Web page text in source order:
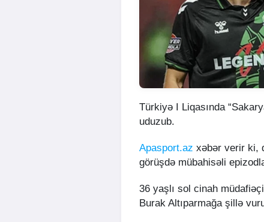
Türkiyə I Liqasında
uduzub.
Apasport.az xəbər verir ki,
görüşdə mübahisəli
36 yaşlı sol cinah
Burak Altıparmağa şillə